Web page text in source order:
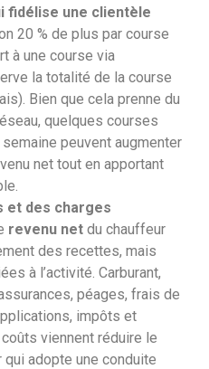
fidélise une clientèle
20 % de plus par course
à une course via
la totalité de la course
Bien que cela prenne du
quelques courses
peuvent augmenter
net tout en apportant
et des charges
revenu net du chauffeur
des recettes, mais
à l’activité. Carburant,
péages, frais de
impôts et
viennent réduire le
qui adopte une conduite